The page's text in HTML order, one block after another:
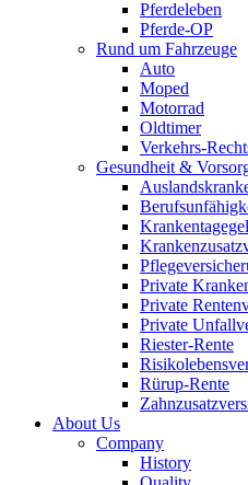
Pferdeleben
Pferde-OP
Rund um Fahrzeuge
Auto
Moped
Motorrad
Oldtimer
Verkehrs-
Gesundheit &
Private
Private
Private
Riester-Rente
Rürup-Rente
About Us
Company
History